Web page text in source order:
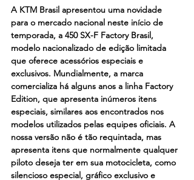
A KTM Brasil apresentou uma novidade
para o mercado nacional neste início de
temporada, a 450 SX-F Factory Brasil,
modelo nacionalizado de edição limitada
que oferece acessórios especiais e
exclusivos. Mundialmente, a marca
comercializa há alguns anos a linha Factory
Edition, que apresenta inúmeros itens
especiais, similares aos encontrados nos
modelos utilizados pelas equipes oficiais. A
nossa versão não é tão requintada, mas
apresenta itens que normalmente qualquer
piloto deseja ter em sua motocicleta, como
silencioso especial, gráfico exclusivo e